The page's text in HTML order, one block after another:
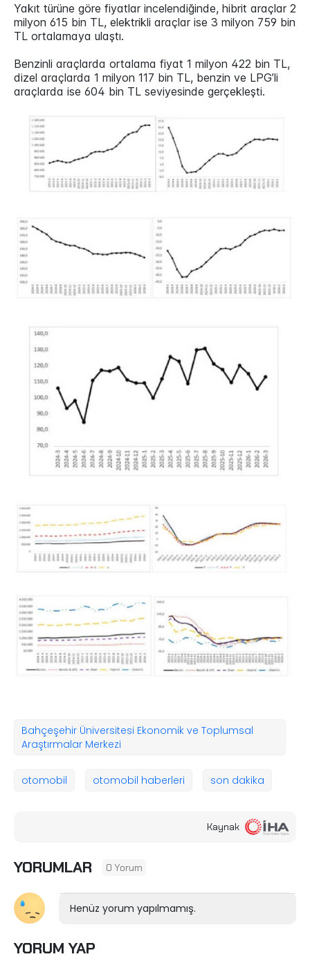
Yakıt türüne göre fiyatlar incelendiğinde, hibrit araçlar 2
milyon 615 bin TL, elektrikli araçlar ise 3 milyon 759 bin
TL ortalamaya ulaştı.
Benzinli araçlarda ortalama fiyat 1 milyon 422 bin TL,
dizel araçlarda 1 milyon 117 bin TL, benzin ve LPG’li
araçlarda ise 604 bin TL seviyesinde gerçekleşti.
Bahçeşehir Üniversitesi Ekonomik ve Toplumsal
Araştırmalar Merkezi
otomobil otomobil haberleri son dakika
Kaynak
YORUMLAR 0 Yorum
Henüz yorum yapılmamış.
YORUM YAP